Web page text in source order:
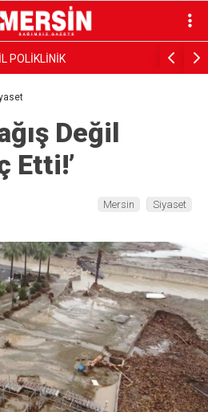
POLİKLİNİK Beren
Değil
Etti!’
Mersin Siyaset